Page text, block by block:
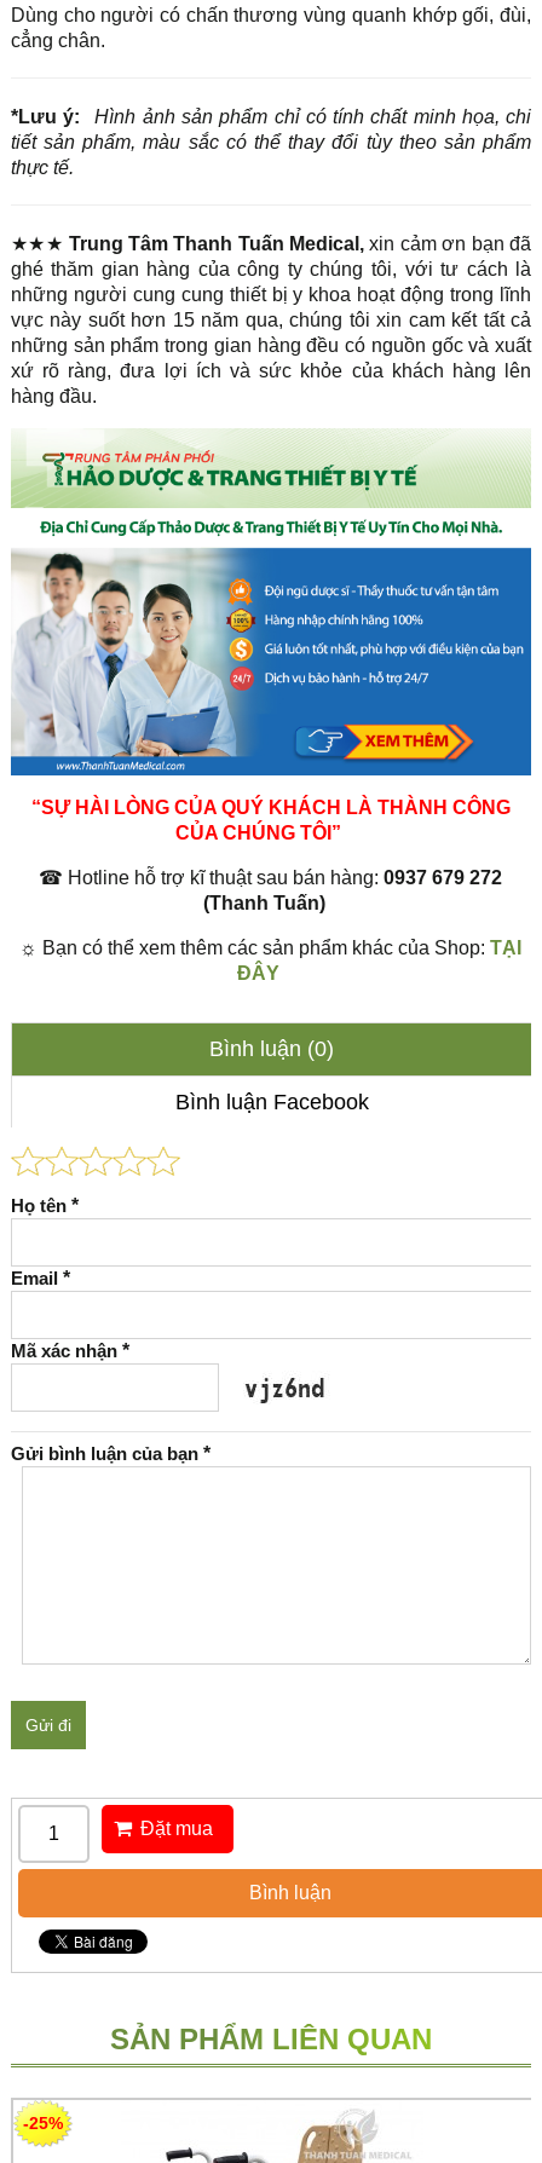
Dùng cho người có chấn thương vùng quanh khớp gối, đùi,
cẳng chân.
*Lưu ý:
Hình ảnh sản phẩm chỉ có tính chất minh họa, chi
tiết sản phẩm, màu sắc có thể thay đổi tùy theo sản phẩm
thực tế.
★★★ Trung Tâm Thanh Tuấn Medical, xin cảm ơn bạn đã
ghé thăm gian hàng của công ty chúng tôi, với tư cách là
những người cung cung thiết bị y khoa hoạt động trong lĩnh
vực này suốt hơn 15 năm qua, chúng tôi xin cam kết tất cả
những sản phẩm trong gian hàng đều có nguồn gốc và xuất
xứ rõ ràng, đưa lợi ích và sức khỏe của khách hàng lên
hàng đầu.
“SỰ HÀI LÒNG CỦA QUÝ KHÁCH LÀ THÀNH CÔNG
CỦA CHÚNG TÔI”
☎ Hotline hỗ trợ kĩ thuật sau bán hàng:0937 679 272
(Thanh Tuấn)
☼ Bạn có thể xem thêm các sản phẩm khác của Shop:TẠI
ĐÂY
Bình luận (0)
Bình luận Facebook
Họ tên *
Email *
Mã xác nhận *
Gửi bình luận của bạn *
Gửi đi
Đặt mua
Bình luận
SẢN PHẨM LIÊN QUAN
-25%